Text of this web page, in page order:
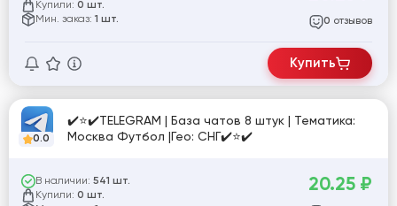
Купили: 0 шт.
Мин. заказ: 1 шт. 0 отзывов
Купить
0.0
✔️⭐✔️TELEGRAM | База чатов 8 штук | Тематика:
Москва Футбол |Гео: СНГ✔️⭐✔️
В наличии: 541 шт.
Купили: 0 шт.
20.25 ₽